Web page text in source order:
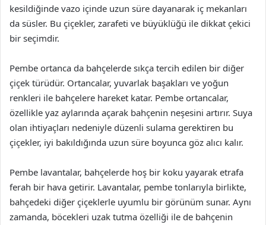
kesildiğinde vazo içinde uzun süre dayanarak iç mekanları
da süsler. Bu çiçekler, zarafeti ve büyüklüğü ile dikkat çekici
bir seçimdir.
Pembe ortanca da bahçelerde sıkça tercih edilen bir diğer
çiçek türüdür. Ortancalar, yuvarlak başakları ve yoğun
renkleri ile bahçelere hareket katar. Pembe ortancalar,
özellikle yaz aylarında açarak bahçenin neşesini artırır. Suya
olan ihtiyaçları nedeniyle düzenli sulama gerektiren bu
çiçekler, iyi bakıldığında uzun süre boyunca göz alıcı kalır.
Pembe lavantalar, bahçelerde hoş bir koku yayarak etrafa
ferah bir hava getirir. Lavantalar, pembe tonlarıyla birlikte,
bahçedeki diğer çiçeklerle uyumlu bir görünüm sunar. Aynı
zamanda, böcekleri uzak tutma özelliği ile de bahçenin